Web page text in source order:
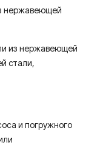
нержавеющей
из нержавеющей
стали,
и погружного